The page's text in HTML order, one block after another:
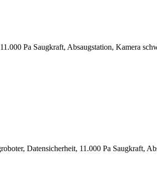
Pa Saugkraft, Absaugstation, Kamera
Datensicherheit, 11.000 Pa Saugkraft,